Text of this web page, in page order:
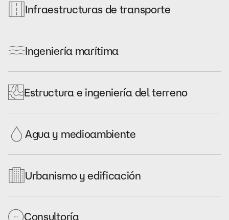
Infraestructuras de transporte
Ingeniería marítima
Estructura e ingeniería del terreno
Agua y medioambiente
Urbanismo y edificación
Consultoría